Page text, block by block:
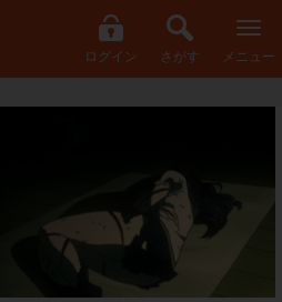
ログイン さがす メニュー